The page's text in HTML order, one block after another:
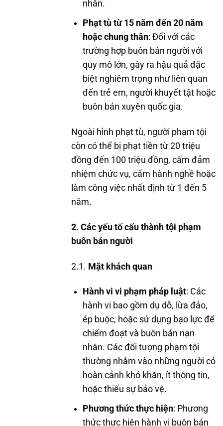
nhân.
Phạt tù từ 15 năm đến 20 năm
hoặc chung thân: Đối với các
trường hợp buôn bán người với
quy mô lớn, gây ra hậu quả đặc
biệt nghiêm trọng như liên quan
đến trẻ em, người khuyết tật hoặc
buôn bán xuyên quốc gia.
Ngoài hình phạt tù, người phạm tội
còn có thể bị phạt tiền từ 20 triệu
đồng đến 100 triệu đồng, cấm đảm
nhiệm chức vụ, cấm hành nghề hoặc
làm công việc nhất định từ 1 đến 5
năm.
2. Các yếu tố cấu thành tội phạm
buôn bán người
2.1. Mặt khách quan
Hành vi vi phạm pháp luật: Các
hành vi bao gồm dụ dỗ, lừa đảo,
ép buộc, hoặc sử dụng bạo lực để
chiếm đoạt và buôn bán nạn
nhân. Các đối tượng phạm tội
thường nhắm vào những người có
hoàn cảnh khó khăn, ít thông tin,
hoặc thiếu sự bảo vệ.
Phương thức thực hiện: Phương
thức thực hiện hành vi buôn bán